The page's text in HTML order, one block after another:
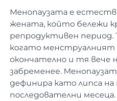
Менопаузата е
жената, който бележи
репродуктивен период.
когато менструалният
окончателно и тя вече
забременее.
дефинира като липса на
последователни